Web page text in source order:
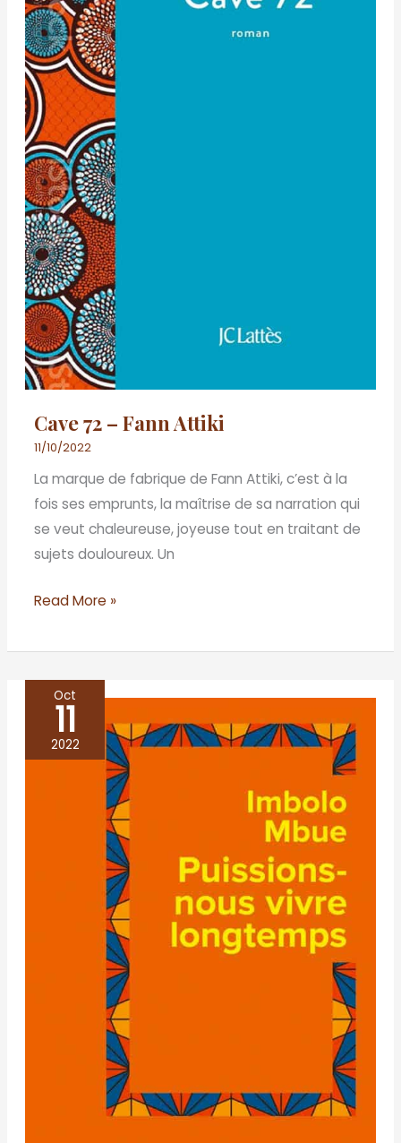
Cave 72 – Fann Attiki
11/10/2022
La marque de fabrique de Fann Attiki, c’est à la
fois ses emprunts, la maîtrise de sa narration qui
se veut chaleureuse, joyeuse tout en traitant de
sujets douloureux. Un
Read More »
Oct
11
2022
nous
longtemps